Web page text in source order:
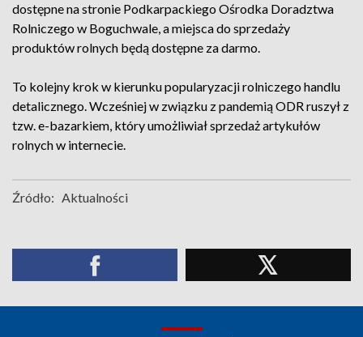
dostępne na stronie Podkarpackiego Ośrodka Doradztwa
Rolniczego w Boguchwale, a miejsca do sprzedaży
produktów rolnych będą dostępne za darmo.
To kolejny krok w kierunku popularyzacji rolniczego handlu
detalicznego. Wcześniej w związku z pandemią ODR ruszył z
tzw. e-bazarkiem, który umożliwiał sprzedaż artykułów
rolnych w internecie.
Źródło: Aktualności